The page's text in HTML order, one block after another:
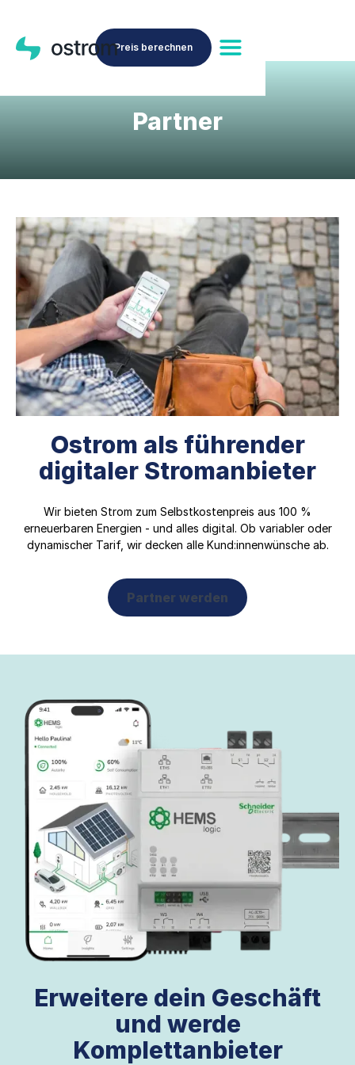
Preis berechnen
Partner
Ostrom als führender
digitaler Stromanbieter
Wir bieten Strom zum Selbstkostenpreis aus 100 %
erneuerbaren Energien - und alles digital. Ob variabler oder
dynamischer Tarif, wir decken alle Kund:innenwünsche ab.
Partner werden
Erweitere dein Geschäft
und werde
Komplettanbieter